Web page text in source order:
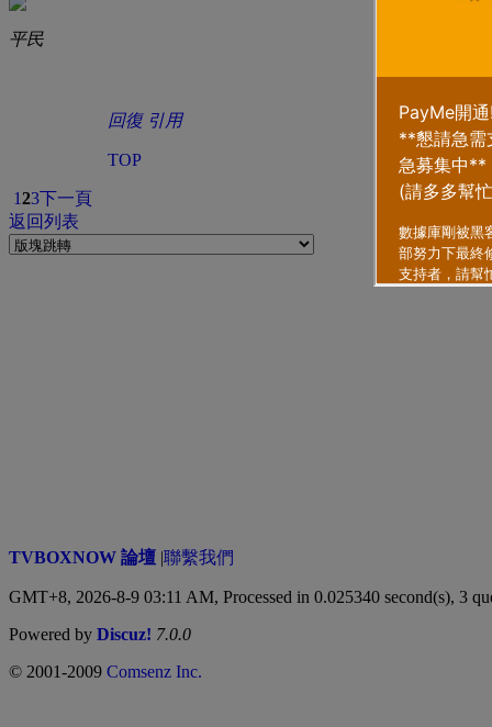
平民
回復 引用
TOP
123下一頁
返回列表
TVBOXNOW 論壇 |聯繫我們
GMT+8, 2026-8-9 03:11 AM, Processed in 0.025340 second(s), 3
Powered by Discuz! 7.0.0
© 2001-2009 Comsenz Inc.